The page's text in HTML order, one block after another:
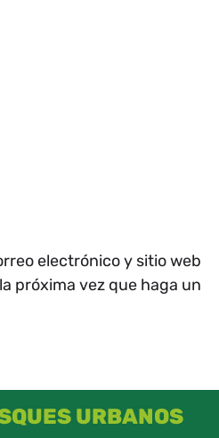
electrónico y sitio web
próxima vez que haga un
URBANOS